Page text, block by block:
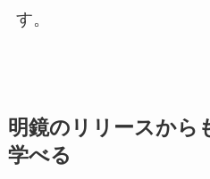
す。
明鏡のリリースから
学べる